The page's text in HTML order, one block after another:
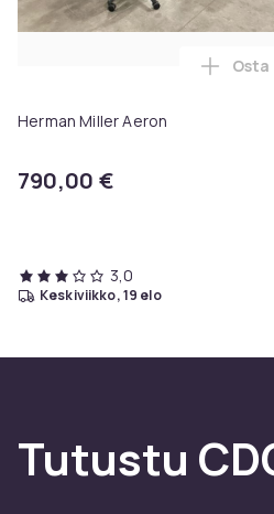
Herman Miller Aeron
790,00 €
Osta
3,0
keskiviikko, 19 elo
Tutustu